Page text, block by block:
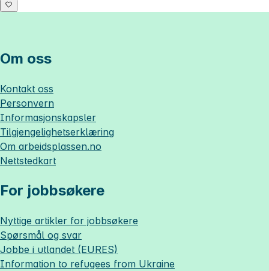
Om oss
Kontakt oss
Personvern
Informasjonskapsler
Tilgjengelighetserklæring
Om arbeidsplassen.no
Nettstedkart
For jobbsøkere
Nyttige artikler for jobbsøkere
Spørsmål og svar
Jobbe i utlandet (EURES)
Information to refugees from Ukraine